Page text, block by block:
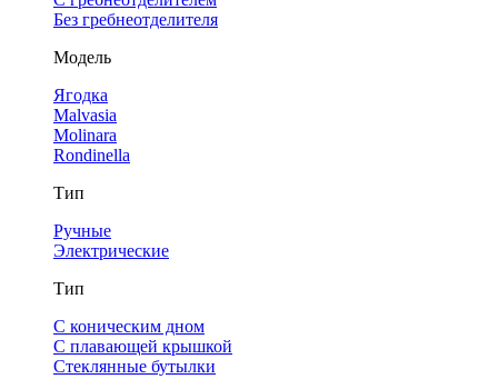
Без гребнеотделителя
Модель
Ягодка
Malvasia
Molinara
Rondinella
Тип
Ручные
Электрические
Тип
С коническим дном
С плавающей крышкой
Стеклянные бутылки